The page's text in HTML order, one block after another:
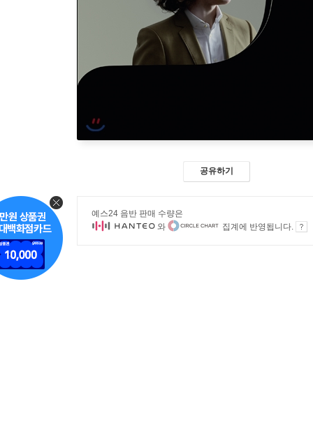
공유하기
예스24 음반 판매 수량은
와
집계에 반영됩니다.